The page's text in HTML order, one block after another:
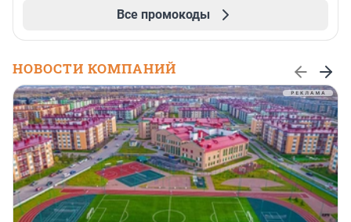
Все промокоды
НОВОСТИ КОМПАНИЙ